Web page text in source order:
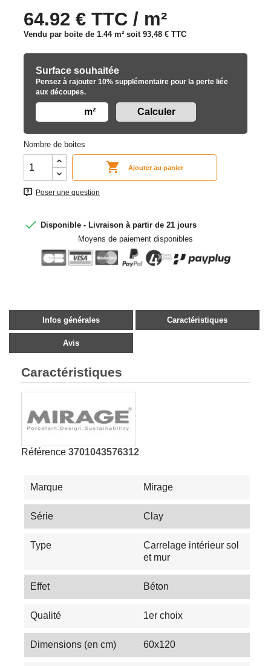
64.92 € TTC / m²
Vendu par boite de 1.44 m² soit 93,48 € TTC
Surface souhaitée
Pensez à rajouter 10% supplémentaire pour la perte liée
aux découpes.
m²
Nombre de boites
 Ajouter au panier
Poser une question
 Disponible - Livraison à partir de 21 jours
Moyens de paiement disponibles
Infos générales Caractéristiques
Avis
Caractéristiques
Référence 3701043576312
Marque Mirage
Série Clay
Type
Carrelage intérieur sol
et mur
Effet Béton
Qualité 1er choix
Dimensions (en cm) 60x120